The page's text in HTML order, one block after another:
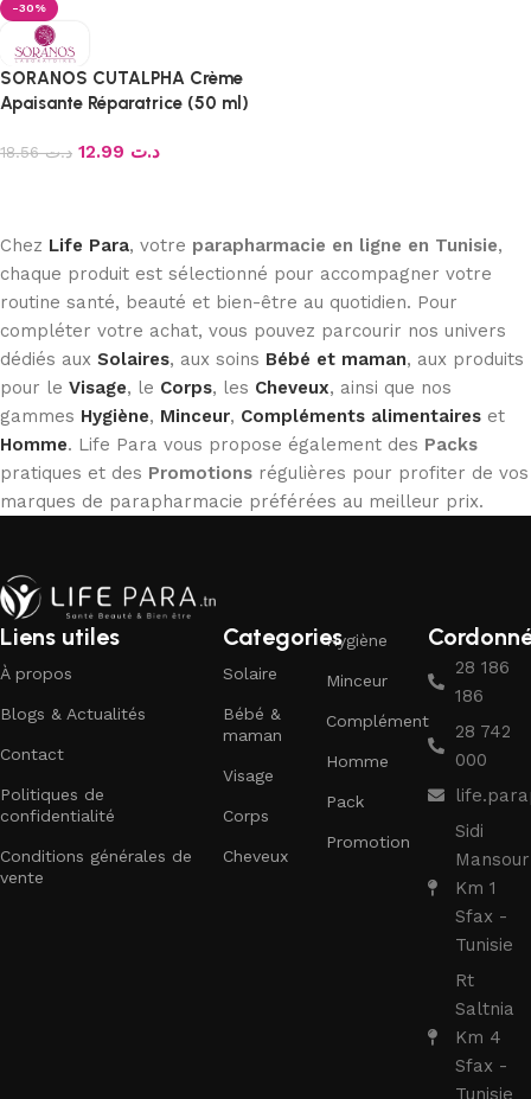
-30%
SORANOS CUTALPHA Crème
Apaisante Réparatrice (50 ml)
د.ت18.56 د.ت
Chez Life Para, votre parapharmacie en ligne en Tunisie,
chaque produit est sélectionné pour accompagner votre
routine santé, beauté et bien-être au quotidien. Pour
compléter votre achat, vous pouvez parcourir nos univers
dédiés aux Solaires, aux soins Bébé et maman, aux produits
pour le Visage, le Corps, les Cheveux, ainsi que nos
gammes Hygiène, Minceur, Compléments alimentaires et
Homme. Life Para vous propose également des Packs
pratiques et des Promotions régulières pour profiter de vos
marques de parapharmacie préférées au meilleur prix.
Liens utiles
À propos
Blogs & Actualités
Contact
Politiques de
confidentialité
Conditions générales de
vente
Categories
Solaire
Bébé &
maman
Visage
Corps
Cheveux
Hygiène
Minceur
Complément
Homme
Pack
Promotion
28 186
186
28 742
000
Sidi
Mansour
Km 1
Sfax -
Tunisie
Rt
Saltnia
Km 4
Sfax -
Tunisie